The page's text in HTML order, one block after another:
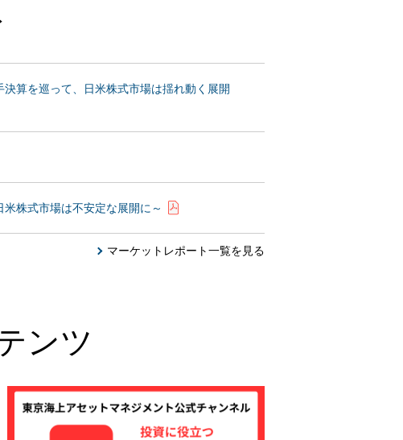
算を巡って、日米株式市場は揺れ動く展開
株式市場は不安定な展開に～
マーケットレポート一覧を見る
ンツ